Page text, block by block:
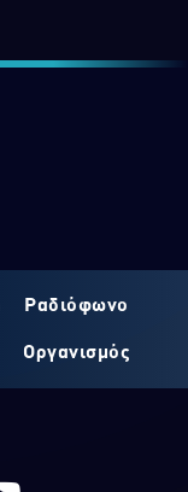
Ραδιόφωνο
Οργανισμός